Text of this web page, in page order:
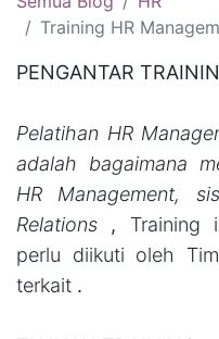
Training HR Management Development:(12-14 Agustus 2026, Jakarta )(19-21
PENGANTAR
Pelatihan HR
adalah bagaimana
HR Management,
Relations
, Training
perlu diikuti oleh
terkait .